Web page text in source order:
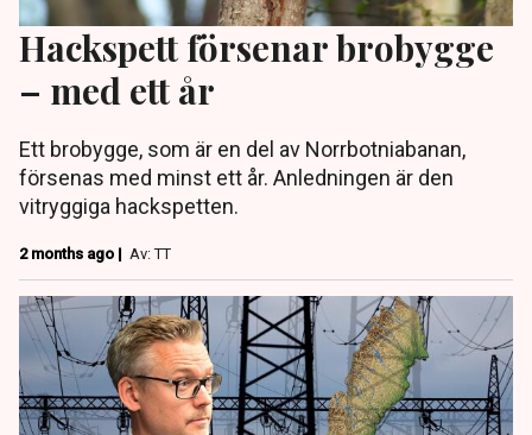
Hackspett försenar brobygge
– med ett år
Ett brobygge, som är en del av Norrbotniabanan,
försenas med minst ett år. Anledningen är den
vitryggiga hackspetten.
2 months ago | Av: TT